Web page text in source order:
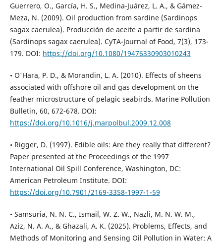
Guerrero, O., García, H. S., Medina-Juárez, L. A., & Gámez-
Meza, N. (2009). Oil production from sardine (Sardinops
sagax caerulea). Producción de aceite a partir de sardina
(Sardinops sagax caerulea). CyTA-Journal of Food, 7(3), 173-
179. DOI: https://doi.org/10.1080/19476330903010243
• O'Hara, P. D., & Morandin, L. A. (2010). Effects of sheens
associated with offshore oil and gas development on the
feather microstructure of pelagic seabirds. Marine Pollution
Bulletin, 60, 672-678. DOI:
https://doi.org/10.1016/j.marpolbul.2009.12.008
• Rigger, D. (1997). Edible oils: Are they really that different?
Paper presented at the Proceedings of the 1997
International Oil Spill Conference, Washington, DC:
American Petroleum Institute. DOI:
https://doi.org/10.7901/2169-3358-1997-1-59
• Samsuria, N. N. C., Ismail, W. Z. W., Nazli, M. N. W. M.,
Aziz, N. A. A., & Ghazali, A. K. (2025). Problems, Effects, and
Methods of Monitoring and Sensing Oil Pollution in Water: A